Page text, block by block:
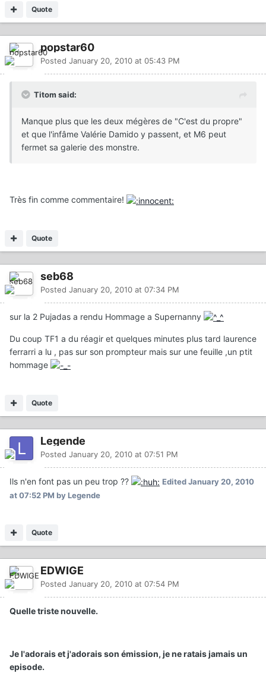
Quote
popstar60
Posted January 20, 2010 at 05:43 PM
Titom said:
Manque plus que les deux mégères de "C'est du propre"
et que l'infâme Valérie Damido y passent, et M6 peut
fermet sa galerie des monstre.
Très fin comme commentaire!
Quote
seb68
Posted January 20, 2010 at 07:34 PM
sur la 2 Pujadas a rendu Hommage a Supernanny
Du coup TF1 a du réagir et quelques minutes plus tard laurence
ferrarri a lu , pas sur son prompteur mais sur une feuille ,un ptit
hommage
Quote
Legende
Posted January 20, 2010 at 07:51 PM
Ils n'en font pas un peu trop ?? EditedJanuary 20, 2010
at 07:52 PM by Legende
Quote
EDWIGE
Posted January 20, 2010 at 07:54 PM
Quelle triste nouvelle.
Je l'adorais et j'adorais son émission, je ne ratais jamais un
episode.